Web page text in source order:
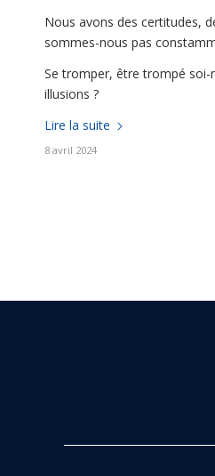
Nous avons des certitudes,
sommes-nous pas
Se tromper, être trompé
illusions ?
Lire la suite
8 avril 2024